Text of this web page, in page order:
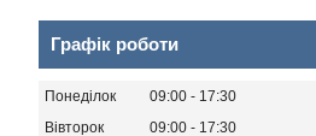
Графік роботи
Понеділок 09:00
17:30
Вівторок
09:00
17:30